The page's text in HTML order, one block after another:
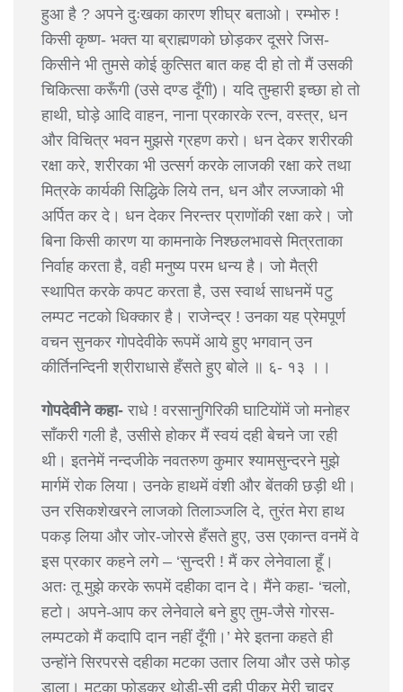
हुआ है ? अपने दुःखका कारण शीघ्र बताओ। रम्भोरु !
किसी कृष्ण- भक्त या ब्राह्मणको छोड़कर दूसरे जिस-
किसीने भी तुमसे कोई कुत्सित बात कह दी हो तो मैं उसकी
चिकित्सा करूँगी (उसे दण्ड दूँगी)। यदि तुम्हारी इच्छा हो तो
हाथी, घोड़े आदि वाहन, नाना प्रकारके रत्न, वस्त्र, धन
और विचित्र भवन मुझसे ग्रहण करो। धन देकर शरीरकी
रक्षा करे, शरीरका भी उत्सर्ग करके लाजकी रक्षा करे तथा
मित्रके कार्यकी सिद्धिके लिये तन, धन और लज्जाको भी
अर्पित कर दे। धन देकर निरन्तर प्राणोंकी रक्षा करे। जो
बिना किसी कारण या कामनाके निश्छलभावसे मित्रताका
निर्वाह करता है, वही मनुष्य परम धन्य है। जो मैत्री
स्थापित करके कपट करता है, उस स्वार्थ साधनमें पटु
लम्पट नटको धिक्कार है। राजेन्द्र ! उनका यह प्रेमपूर्ण
वचन सुनकर गोपदेवीके रूपमें आये हुए भगवान् उन
कीर्तिनन्दिनी श्रीराधासे हँसते हुए बोले ॥ ६- १३ ।।
गोपदेवीने कहा- राधे ! वरसानुगिरिकी घाटियोंमें जो मनोहर
साँकरी गली है, उसीसे होकर मैं स्वयं दही बेचने जा रही
थी। इतनेमें नन्दजीके नवतरुण कुमार श्यामसुन्दरने मुझे
मार्गमें रोक लिया। उनके हाथमें वंशी और बेंतकी छड़ी थी।
उन रसिकशेखरने लाजको तिलाञ्जलि दे, तुरंत मेरा हाथ
पकड़ लिया और जोर-जोरसे हँसते हुए, उस एकान्त वनमें वे
इस प्रकार कहने लगे – ‘सुन्दरी ! मैं कर लेनेवाला हूँ।
अतः तू मुझे करके रूपमें दहीका दान दे। मैंने कहा- ‘चलो,
हटो। अपने-आप कर लेनेवाले बने हुए तुम-जैसे गोरस-
लम्पटको मैं कदापि दान नहीं दूँगी।’ मेरे इतना कहते ही
उन्होंने सिरपरसे दहीका मटका उतार लिया और उसे फोड़
डाला। मटका फोड़कर थोड़ी-सी दही पीकर मेरी चादर